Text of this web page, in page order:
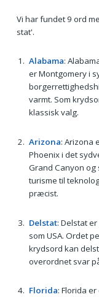
Vi har fundet 9 ord
stat'.
Alabama:
er Montgomery i
varmt. Som
klassisk valg.
Arizona: Arizona
Phoenix i det
Grand Canyon
turisme til
præcist.
Delstat: Delstat
som USA. Ordet
krydsord kan
overordnet svar
Florida: Florida